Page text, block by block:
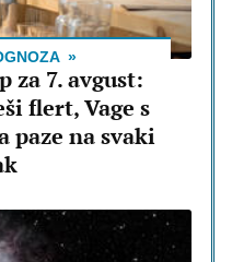
za 7. avgust:
flert, Vage s
paze na svaki